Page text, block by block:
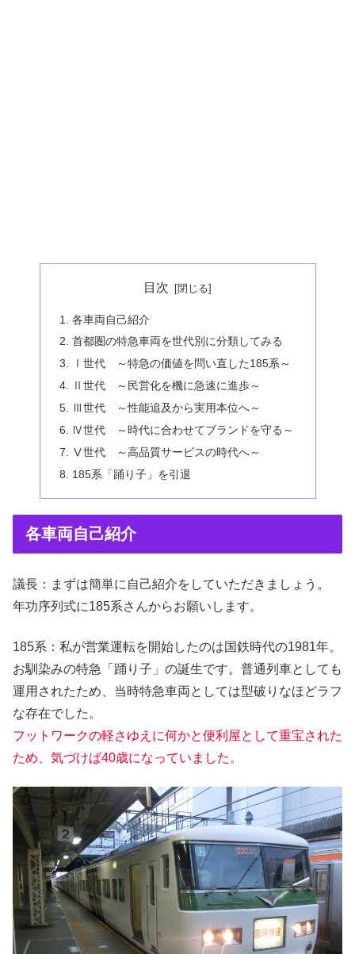
目次
各車両自己紹介
首都圏の特急車両を世代別に分類してみる
Ⅰ世代 ～特急の価値を問い直した185系～
Ⅱ世代 ～民営化を機に急速に進歩～
Ⅲ世代 ～性能追及から実用本位へ～
Ⅳ世代 ～時代に合わせてブランドを守る～
Ⅴ世代 ～高品質サービスの時代へ～
185系「踊り子」を引退
各車両自己紹介
議長：まずは簡単に自己紹介をしていただきましょう。
年功序列式に185系さんからお願いします。
185系：私が営業運転を開始したのは国鉄時代の1981年。
お馴染みの特急「踊り子」の誕生です。普通列車としても
運用されたため、当時特急車両としては型破りなほどラフ
な存在でした。
フットワークの軽さゆえに何かと便利屋として重宝された
ため、気づけば40歳になっていました。